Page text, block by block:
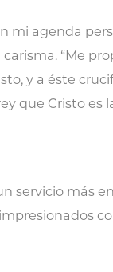
mi agenda
“Me
y a éste
que Cristo es
servicio más